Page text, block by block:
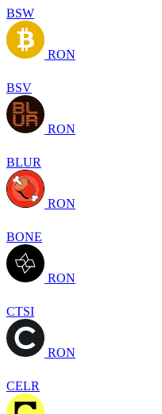
BSW
RON
BSV
RON
BLUR
RON
BONE
RON
CTSI
RON
CELR